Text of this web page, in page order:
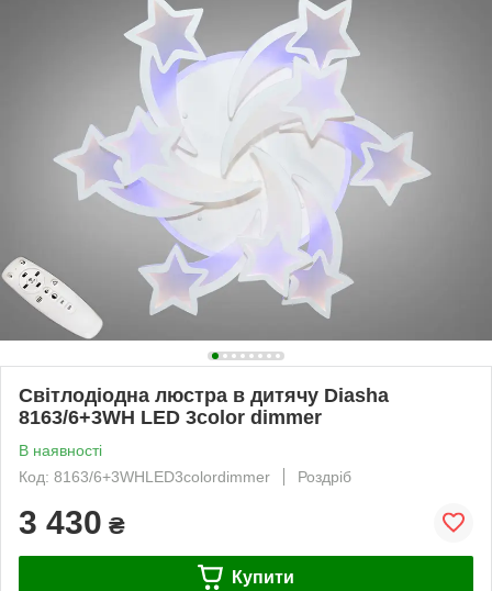
Світлодіодна люстра в дитячу Diasha
8163/6+3WH LED 3color dimmer
В наявності
Код: 8163/6+3WHLED3colordimmer
Роздріб
3 430 ₴
Купити